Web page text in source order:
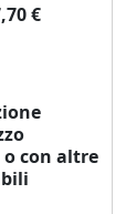
€
con altre